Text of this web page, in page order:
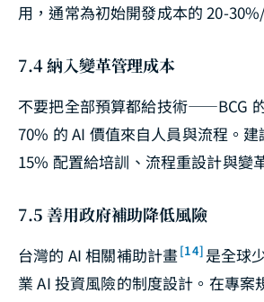
用，通常為初始開發成本的 20-
7.4 納入變革管理成本
不要把全部預算都給技術——BCG
70% 的 AI 價值來自人員與流程。
15% 配置給培訓、流程重設計與變
7.5 善用政府補助降低風險
台灣的 AI 相關補助計畫 [14] 是全球
業 AI 投資風險的制度設計。在專案